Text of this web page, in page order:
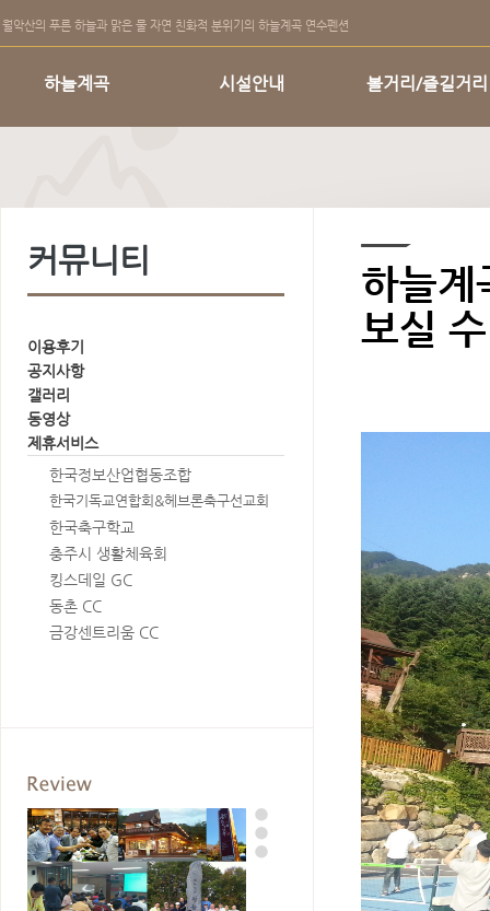
월악산의 푸른 하늘과 맑은 물 자연 친화적 분위기의 하늘계곡 연수펜션
하늘계곡 시설안내 볼거리/즐길거리
커뮤니티
이용후기
공지사항
갤러리
동영상
제휴서비스
한국정보산업협동조합
한국기독교연합회&헤브론축구선교회
한국축구학교
충주시 생활체육회
킹스데일 GC
동촌 CC
금강센트리움 CC
하늘계
보실